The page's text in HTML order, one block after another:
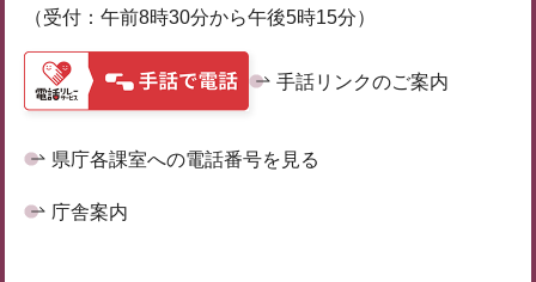
（受付：午前8時30分から午後5時15分）
手話リンクのご案内
県庁各課室への電話番号を見る
庁舎案内